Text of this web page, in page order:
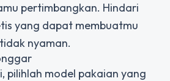
pertimbangkan. Hindari
yang dapat membuatmu
nyaman.
pilihlah model pakaian yang